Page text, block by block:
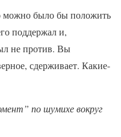
можно было бы положить
поддержал и,
не против. Вы
сдерживает. Какие-
по шумихе вокруг